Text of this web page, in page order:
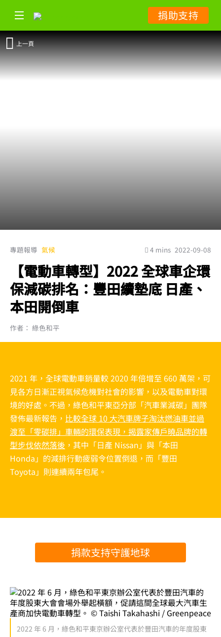
捐助支持
上一頁
專題報導 氣候 4 mins 2022-09-08
【電動車轉型】2022 全球車企環
保減碳排名：豐田續墊底 日產、
本田開倒車
作者： 綠色和平
2021 年，全球電動車銷量較 2020 年倍增至 660 萬架，可
見各方日漸正視氣候危機對社會的影響，以及電動車對環
境的好處。不過，綠色和平東亞分部「汽車業減碳」團隊
發佈最新報告， 比較全球 10 大汽車牌子淘汰燃油車並過
渡至「零碳排」車輛的環保表現，揭露家傳戶曉品牌的轉
型步伐依然落後 ，其中「日產 Nissan」與「本田
Honda」的減排行動疲弱令位置倒退，而「豐田
Toyota」則連續兩年包尾。
捐款支持守護地球
2022 年 6 月，綠色和平東京辦公室代表於豐田汽車的年度股東